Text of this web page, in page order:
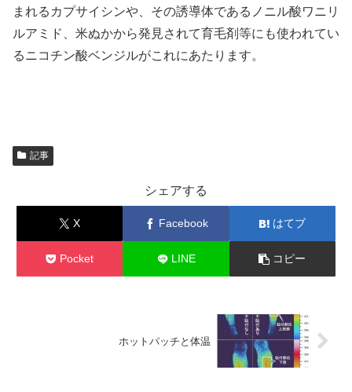
まれるカプサイシンや、その誘導体であるノニル酸ワニリ
ルアミド、米ぬかから発見されて育毛剤等にも使われてい
るニコチン酸ベンジルがこれにあたります。
記事
シェアする
X Facebook はてブ
Pocket LINE コピー
ホットパッチと体温